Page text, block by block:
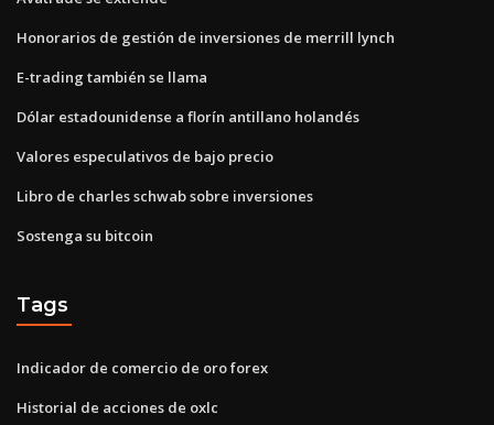
Honorarios de gestión de inversiones de merrill lynch
E-trading también se llama
Dólar estadounidense a florín antillano holandés
Valores especulativos de bajo precio
Libro de charles schwab sobre inversiones
Sostenga su bitcoin
Tags
Indicador de comercio de oro forex
Historial de acciones de oxlc